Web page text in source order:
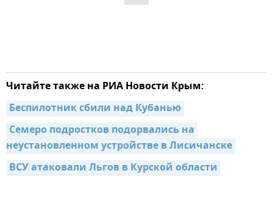
Читайте также на РИА Новости Крым:
Беспилотник сбили над Кубанью
Семеро подростков подорвались на
неустановленном устройстве в Лисичанске
ВСУ атаковали Льгов в Курской области